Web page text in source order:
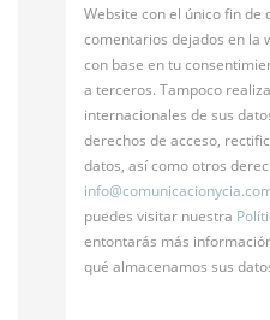
Website con el único fin de
comentarios dejados en la
con base en tu
a terceros. Tampoco
internacionales de sus
derechos de acceso,
datos, así como otros
info@
puedes visitar nuestra
entontarás más
qué almacenamos sus